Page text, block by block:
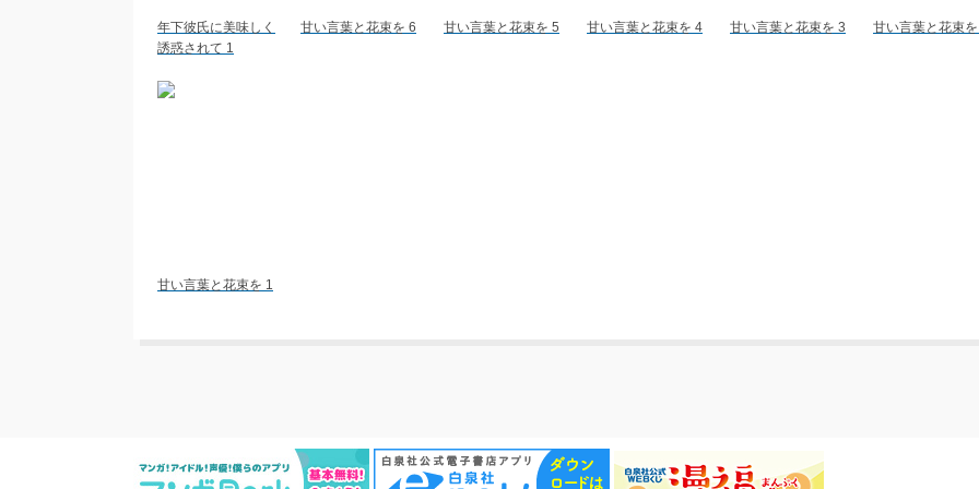
年下彼氏に美味しく
誘惑されて 1
甘い言葉と花束を 6 甘い言葉と花束を 5 甘い言葉と花束を 4 甘い言葉と花束を 3 甘い言葉と花束
甘い言葉と花束を 1